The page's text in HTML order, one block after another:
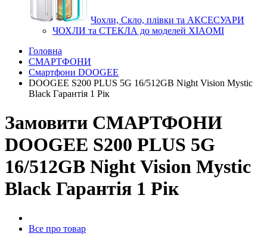
Чохли, Скло, плівки та АКСЕСУАРИ
ЧОХЛИ та СТЕКЛА до моделей XIAOMI
Головна
СМАРТФОНИ
Смартфони DOOGEE
DOOGEE S200 PLUS 5G 16/512GB Night Vision Mystic
Black Гарантія 1 Рік
Замовити СМАРТФОНИ
DOOGEE S200 PLUS 5G
16/512GB Night Vision Mystic
Black Гарантія 1 Рік
Все про товар